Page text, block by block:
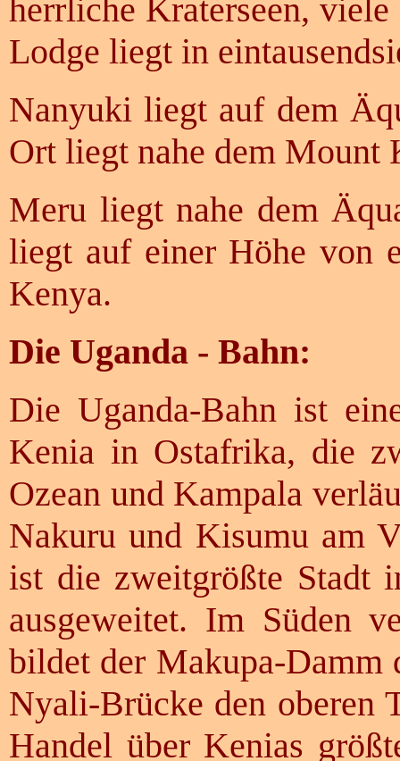
herrliche Kraterseen,
Lodge liegt in
Nanyuki liegt auf dem
Ort liegt nahe dem Mount
Meru liegt nahe dem
liegt auf einer Höhe von
Kenya.
Die Uganda - Bahn:
Die Uganda-Bahn ist
Kenia in Ostafrika, die
Ozean und Kampala
Nakuru und Kisumu am
ist die zweitgrößte Stadt
ausgeweitet. Im Süden
bildet der Makupa-Damm
Nyali-Brücke den oberen
Handel über Kenias